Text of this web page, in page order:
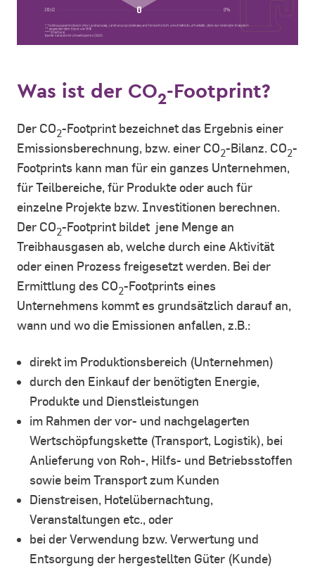
Was ist der CO2-Footprint?
Der CO2-Footprint bezeichnet das Ergebnis einer
Emissionsberechnung, bzw. einer CO2-Bilanz. CO2-
Footprints kann man für ein ganzes Unternehmen,
für Teilbereiche, für Produkte oder auch für
einzelne Projekte bzw. Investitionen berechnen.
Der CO2-Footprint bildet jene Menge an
Treibhausgasen ab, welche durch eine Aktivität
oder einen Prozess freigesetzt werden. Bei der
Ermittlung des CO2-Footprints eines
Unternehmens kommt es grundsätzlich darauf an,
wann und wo die Emissionen anfallen, z.B.:
direkt im Produktionsbereich (Unternehmen)
durch den Einkauf der benötigten Energie,
Produkte und Dienstleistungen
im Rahmen der vor- und nachgelagerten
Wertschöpfungskette (Transport, Logistik), bei
Anlieferung von Roh-, Hilfs- und Betriebsstoffen
sowie beim Transport zum Kunden
Dienstreisen, Hotelübernachtung,
Veranstaltungen etc., oder
bei der Verwendung bzw. Verwertung und
Entsorgung der hergestellten Güter (Kunde)